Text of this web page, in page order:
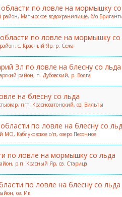
по ловле на мормышку
район, Матырское водохранилище, б/о
по ловле на мормышку со
район, с. Красный Яр, р. Сежа
Эл по ловле на блесну со льда
район, п. Дубовский, р. Волга
на блесну со льда
пгт. Краснозатонский, оз. Вильты
по ловле на блесну со
МО, Каблуковское с/п, озеро Песочное
по ловле на мормышку со льда
р.п. Красный Яр, оз. Старица
по ловле на блесну со льда
оз. Ик